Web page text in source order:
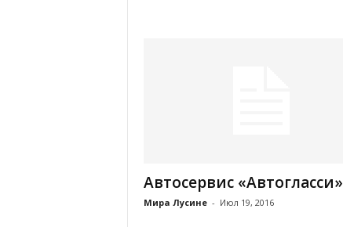
Автосервис «Автогласси»
Мира Лусине - Июл 19, 2016